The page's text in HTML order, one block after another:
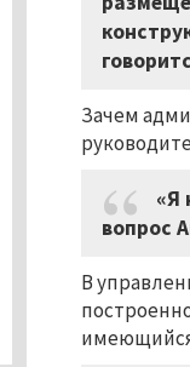
Зачем
«Я
вопрос
В